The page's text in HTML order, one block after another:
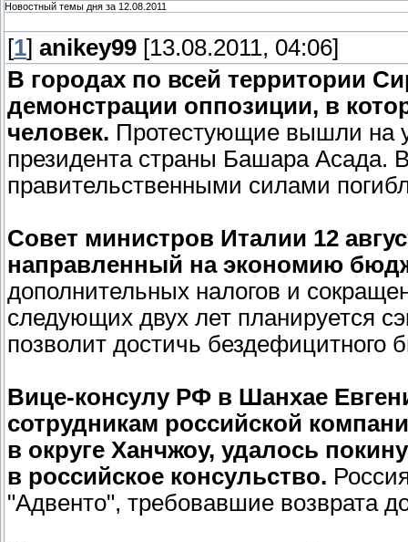
Новостный темы дня за 12.08.2011
[1] anikey99 [13.08.2011, 04:06]
В городах по всей территории
демонстрации оппозиции, в
человек. Протестующие вышли на
президента страны Башара Асада.
правительственными силами
Совет министров Италии 12
направленный на экономию
дополнительных налогов и
следующих двух лет планируется
позволит достичь бездефицитного
Вице-консулу РФ в Шанхае
сотрудникам российской
в округе Ханчжоу, удалось
в российское консульство.
"Адвенто", требовавшие возврата